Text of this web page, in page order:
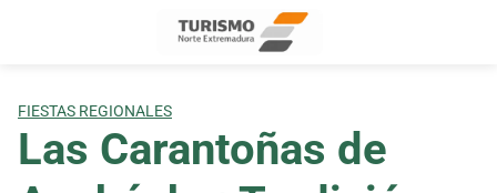
FIESTAS REGIONALES
Las Carantoñas de